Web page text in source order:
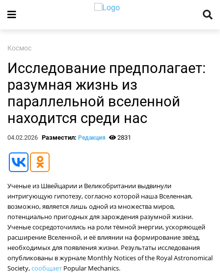
Космос
Исследование предполагает:
разумная жизнь из
параллельной вселенной
находится среди нас
04.02.2026 Разместил: Редакция 2831
Ученые из Швейцарии и Великобритании выдвинули
интригующую гипотезу, согласно которой наша Вселенная,
возможно, является лишь одной из множества миров,
потенциально пригодных для зарождения разумной жизни.
Ученые сосредоточились на роли тёмной энергии, ускоряющей
расширение Вселенной, и её влиянии на формирование звёзд,
необходимых для появления жизни. Результаты исследования
опубликованы в журнале Monthly Notices of the Royal Astronomical
Society,сообщает Popular Mechanics.